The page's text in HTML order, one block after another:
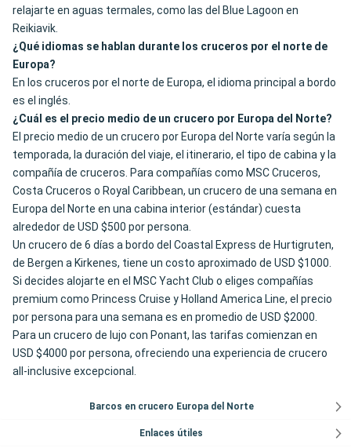
relajarte en aguas termales, como las del Blue Lagoon en
Reikiavik.
¿Qué idiomas se hablan durante los cruceros por el norte de
Europa?
En los cruceros por el norte de Europa, el idioma principal a bordo
es el inglés.
¿Cuál es el precio medio de un crucero por Europa del Norte?
El precio medio de un crucero por Europa del Norte varía según la
temporada, la duración del viaje, el itinerario, el tipo de cabina y la
compañía de cruceros. Para compañías como MSC Cruceros,
Costa Cruceros o Royal Caribbean, un crucero de una semana en
Europa del Norte en una cabina interior (estándar) cuesta
alrededor de USD $500 por persona.
Un crucero de 6 días a bordo del Coastal Express de Hurtigruten,
de Bergen a Kirkenes, tiene un costo aproximado de USD $1000.
Si decides alojarte en el MSC Yacht Club o eliges compañías
premium como Princess Cruise y Holland America Line, el precio
por persona para una semana es en promedio de USD $2000.
Para un crucero de lujo con Ponant, las tarifas comienzan en
USD $4000 por persona, ofreciendo una experiencia de crucero
all-inclusive excepcional.
Barcos en crucero Europa del Norte
Enlaces útiles